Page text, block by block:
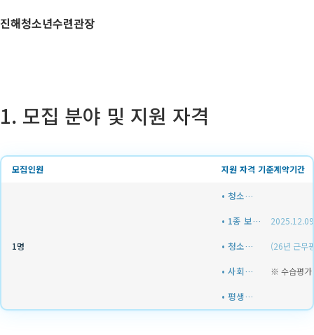
진해청소년수련관장
1. 모집 분야 및 지원 자격
모집인원 지원 자격 기준계약기간
1명
• 청소년지도사 3급 이상 자격 소지자(우대)
• 1종 보통 이상 운전면허 & 실제 운전 가능자(필수)
• 청소년 관련 경력자(우대)
• 사회복지사 자격 소지자(우대)
• 평생교육사 자격 소지자(우대)
(26년 근무
※ 수습평가